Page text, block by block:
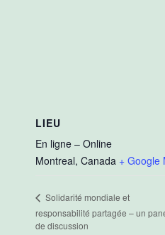
LIEU
En ligne – Online
Montreal, Canada + Google
Solidarité mondiale et
responsabilité partagée – un
de discussion